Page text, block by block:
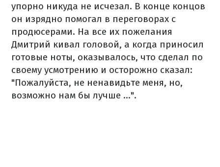
упорно никуда не исчезал. В конце концов
он изрядно помогал в переговорах с
продюсерами. На все их пожелания
Дмитрий кивал головой, а когда приносил
готовые ноты, оказывалось, что сделал по
своему усмотрению и осторожно сказал:
"Пожалуйста, не ненавидьте меня, но,
возможно нам бы лучше ...".